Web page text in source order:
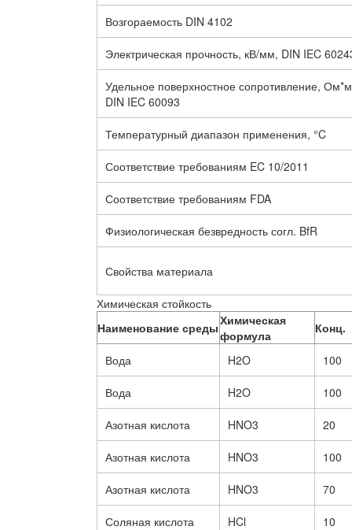
Возгораемость DIN 4102
Электрическая прочность, кВ/мм, DIN IEC
Удельное поверхностное сопротивление,
DIN IEC 60093
Температурный диапазон применения, °C
Соответствие требованиям EC 10/2011
Соответствие требованиям FDA
Физиологическая безвредность согл. BfR
Свойства материала
Химическая стойкость
Наименование средыХимическая
формула
Конц.
Вода H2O 100
Вода H2O 100
Азотная кислота HNO3 20
Азотная кислота HNO3 100
Азотная кислота HNO3 70
Соляная кислота HCl 10